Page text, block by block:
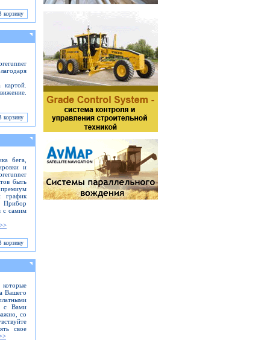
бега,
и
быть
график
Прибор
с самим
Вашего
с Вами
со
свое